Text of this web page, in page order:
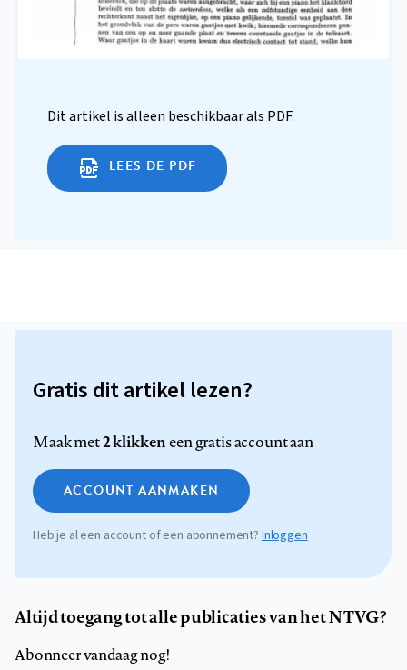
Dit artikel is alleen beschikbaar als PDF.
LEES DE PDF
Gratis dit artikel lezen?
Maak met2 klikkeneen gratis account aan
ACCOUNT AANMAKEN
Heb je al een account of een abonnement? Inloggen
Altijd toegang tot alle publicaties van het NTVG?
Abonneer vandaag nog!